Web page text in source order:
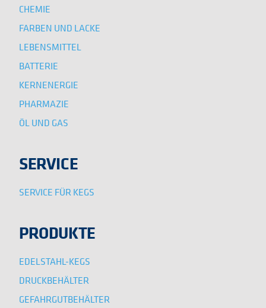
CHEMIE
FARBEN UND LACKE
LEBENSMITTEL
BATTERIE
KERNENERGIE
PHARMAZIE
ÖL UND GAS
SERVICE
SERVICE FÜR KEGS
PRODUKTE
EDELSTAHL-KEGS
DRUCKBEHÄLTER
GEFAHRGUTBEHÄLTER